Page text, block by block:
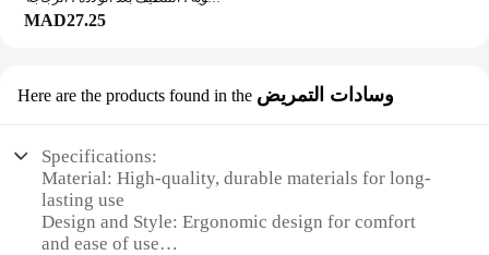
wholesale purchase, making it an ideal choice for
vendors and suppliers. The set's performance and
infants. With its user-friendly design and inclusive
MAD27.25
Here are the products found in the وسادات التمريض
Specifications:
Material: High-quality, durable materials for long-
lasting use
Design and Style: Ergonomic design for comfort
and ease of use